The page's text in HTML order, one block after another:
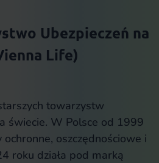
Ubezpieczeń na
Life)
towarzystw
świecie. W Polsce od 1999
oszczędnościowe i
roku działa pod marką